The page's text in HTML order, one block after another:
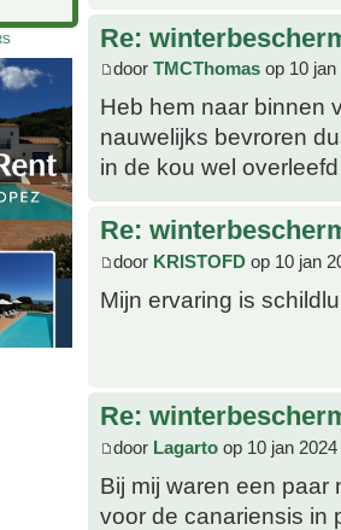
Re:
door TMCThomas op 10 jan
Heb hem naar binnen
nauwelijks bevroren
in de kou wel
Re:
door KRISTOFD op 10 jan
Mijn ervaring is
Re:
door Lagarto op 10 jan
Bij mij waren een
voor de canariensis in